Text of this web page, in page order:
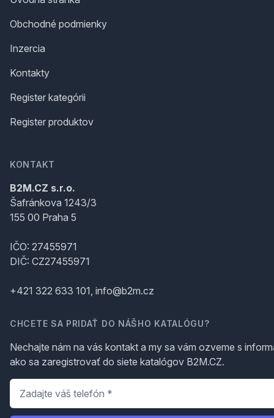
Obchodné podmienky
Inzercia
Kontakty
Register kategórii
Register produktov
KONTAKT
B2M.CZ s.r.o.
Šafránkova 1243/3
155 00 Praha 5
IČO: 27455971
DIČ: CZ27455971
+421 322 633 101, info@b2m.cz
CHCETE SA PRIDAŤ DO NÁŠHO KATALÓGU?
Nechajte nám na vás kontakt a my sa vám ozveme s
ako sa zaregistrovať do siete katalógov B2M.CZ.
Telefón